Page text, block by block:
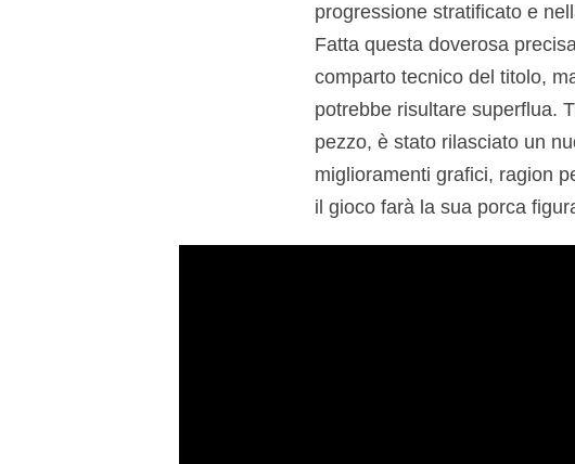
progressione stratificato e
Fatta questa doverosa
comparto tecnico del titolo,
potrebbe risultare superflua.
pezzo, è stato rilasciato un
miglioramenti grafici, ragion
il gioco farà la sua porca